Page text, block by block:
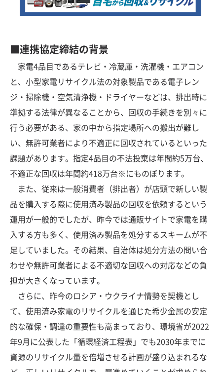
■連携協定締結の背景
家電4品目であるテレビ・冷蔵庫・洗濯機・エアコン
と、小型家電リサイクル法の対象製品である電子レン
ジ・掃除機・空気清浄機・ドライヤーなどは、排出時に
準拠する法律が異なることから、回収の手続きを別々に
行う必要がある、家の中から指定場所への搬出が難し
い、無許可業者により不適正に回収されているといった
課題があります。指定4品目の不法投棄は年間約5万台、
不適正な回収は年間約418万台※にものぼります。
また、従来は一般消費者（排出者）が店頭で新しい製
品を購入する際に使用済み製品の回収を依頼するという
運用が一般的でしたが、昨今では通販サイトで家電を購
入する方も多く、使用済み製品を処分するスキームが不
足していました。その結果、自治体は処分方法の問い合
わせや無許可業者による不適切な回収への対応などの負
担が大きくなっています。
さらに、昨今のロシア・ウクライナ情勢を契機とし
て、使用済み家電のリサイクルを通じた希少金属の安定
的な確保・調達の重要性も高まっており、環境省が2022
年9月に公表した「循環経済工程表」でも2030年までに
資源のリサイクル量を倍増させる計画が盛り込まれるな